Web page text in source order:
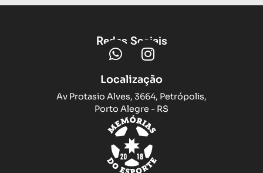
Redes Sociais
Localização
Av Protasio Alves, 3664, Petrópolis,
Porto Alegre - RS